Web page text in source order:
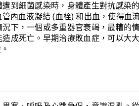
到細菌感染時，身體產生對抗感染
內血液凝結 (血栓) 和出血，使得血
下，一個或多重器官衰竭，最糟的
成死亡。早期治療敗血症，可以大